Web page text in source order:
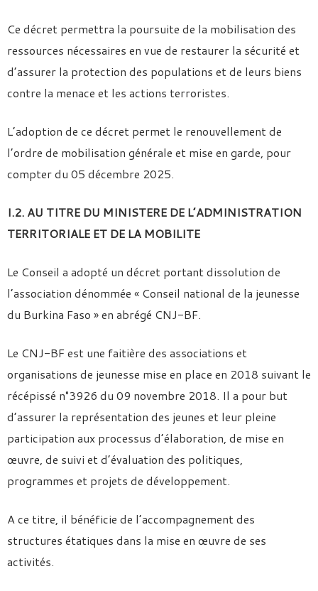
Ce décret permettra la poursuite de la mobilisation des
ressources nécessaires en vue de restaurer la sécurité et
d’assurer la protection des populations et de leurs biens
contre la menace et les actions terroristes.
L’adoption de ce décret permet le renouvellement de
l’ordre de mobilisation générale et mise en garde, pour
compter du 05 décembre 2025.
I.2. AU TITRE DU MINISTERE DE L’ADMINISTRATION
TERRITORIALE ET DE LA MOBILITE
Le Conseil a adopté un décret portant dissolution de
l’association dénommée « Conseil national de la jeunesse
du Burkina Faso » en abrégé CNJ-BF.
Le CNJ-BF est une faitière des associations et
organisations de jeunesse mise en place en 2018 suivant le
récépissé n°3926 du 09 novembre 2018. Il a pour but
d’assurer la représentation des jeunes et leur pleine
participation aux processus d’élaboration, de mise en
œuvre, de suivi et d’évaluation des politiques,
programmes et projets de développement.
A ce titre, il bénéficie de l’accompagnement des
structures étatiques dans la mise en œuvre de ses
activités.